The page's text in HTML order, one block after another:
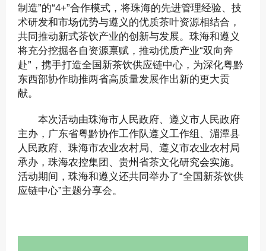
制造”的“4+”合作模式，将珠海的先进管理经验、技
术研发和市场优势与遵义的优质茶叶资源相结合，
共同推动新式茶饮产业的创新与发展。珠海和遵义
将充分挖掘各自资源禀赋，推动优质产业“双向奔
赴”，携手打造全国新茶饮供应链中心，为深化粤黔
东西部协作助推两省高质量发展作出新的更大贡
献。
本次活动由珠海市人民政府、遵义市人民政府
主办，广东省粤黔协作工作队遵义工作组、湄潭县
人民政府、珠海市农业农村局、遵义市农业农村局
承办，珠海农控集团、贵州省茶文化研究会实施。
活动期间，珠海和遵义还共同举办了“全国新茶饮供
应链中心”主题分享会。